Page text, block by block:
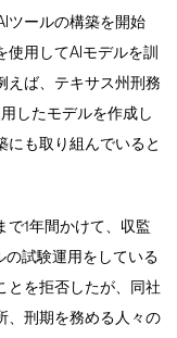
ツールの構築を開始
使用してAIモデルを訓
えば、テキサス州刑務
したモデルを作成し
にも取り組んでいると
で1年間かけて、収監
の試験運用をしている
とを拒否したが、同社
、刑期を務める人々の